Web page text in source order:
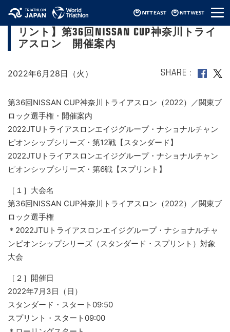
メ
ニ
【2022JTUエイジNCS スタンダード/スプ
リント】第36回NISSAN CUP神奈川トライ
アスロン 開催案内
2022年6月28日（火） SHARE
第36回NISSAN CUP神奈川トライアスロン（2022）／関東ブ
ロック選手権・開催案内
2022JTUトライアスロンエイジグループ・ナショナルチャン
ピオンシップシリーズ・第12戦【スタンダード】
2022JTUトライアスロンエイジグループ・ナショナルチャン
ピオンシップシリーズ・第6戦【スプリント】
［１］大会名
第36回NISSAN CUP神奈川トライアスロン（2022）／関東ブ
ロック選手権
＊2022JTUトライアスロンエイジグループ・ナショナルチャ
ンピオンシップシリーズ（スタンダード・スプリント）対象
大会
［２］開催日
2022年7月3日（日）
スタンダード・スタート09:50
スプリント・スタート09:00